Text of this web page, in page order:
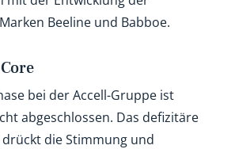
Beeline und Babboe.
bei der Accell-Gruppe ist
abgeschlossen. Das defizitäre
die Stimmung und